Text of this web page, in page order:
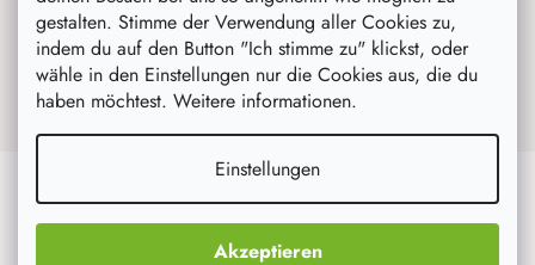
gestalten. Stimme der Verwendung aller Cookies zu,
indem du auf den Button "Ich stimme zu" klickst, oder
wähle in den Einstellungen nur die Cookies aus, die du
haben möchtest. Weitere informationen.
Einstellungen
Akzeptieren
Mit der Eingabe Ihrer Email, stimmen Sie
den Bedingungen desDatenschutzes für
personenbezogene Daten zu.
Für Kunden Wir sind AtmoWood.de
Kontakt